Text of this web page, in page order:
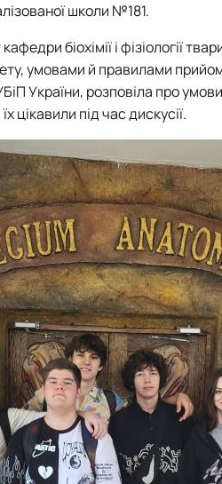
школи №181.
біохімії і фізіології
умовами й правилами
України, розповіла про
цікавили під час дискусії.